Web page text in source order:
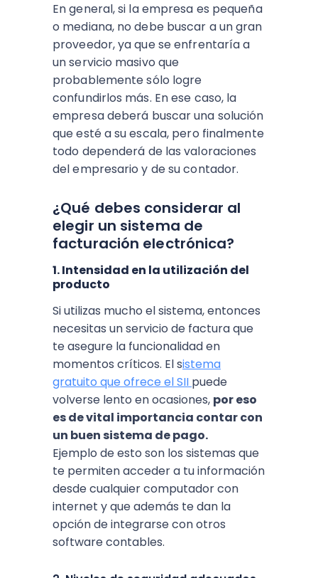
En general, si la empresa es pequeña
o mediana, no debe buscar a un gran
proveedor, ya que se enfrentaría a
un servicio masivo que
probablemente sólo logre
confundirlos más. En ese caso, la
empresa deberá buscar una solución
que esté a su escala, pero finalmente
todo dependerá de las valoraciones
del empresario y de su contador.
¿Qué debes considerar al
elegir un sistema de
facturación electrónica?
1. Intensidad en la utilización del
producto
Si utilizas mucho el sistema, entonces
necesitas un servicio de factura que
te asegure la funcionalidad en
momentos críticos. El sistema
gratuito que ofrece el SII puede
volverse lento en ocasiones, por eso
es de vital importancia contar con
un buen sistema de pago.
Ejemplo de esto son los sistemas que
te permiten acceder a tu información
desde cualquier computador con
internet y que además te dan la
opción de integrarse con otros
software contables.